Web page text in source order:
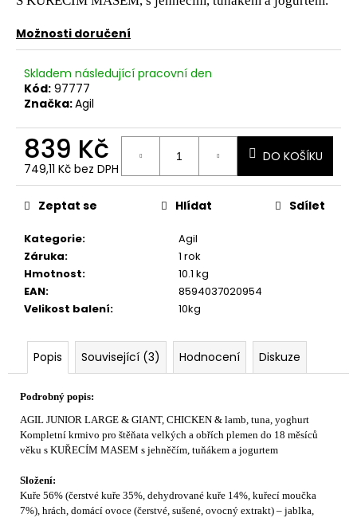
Možnosti doručení
Skladem následující pracovní den
Kód: 97777
Značka:Agil
839 Kč
749,11 Kč bez DPH
Měrná
cena:
DO KOŠÍKU
Kategorie:
Agil
Záruka:
1 rok
Hmotnost:
10.1 kg
EAN:
8594037020954
Velikost balení: 10kg
Zeptat se Hlídat Sdílet
Popis Související (3) Hodnocení Diskuze
Podrobný popis:
AGIL JUNIOR LARGE & GIANT, CHICKEN & lamb, tuna, yoghurt
Kompletní krmivo pro štěňata velkých a obřích plemen do 18 měsíců
věku s KUŘECÍM MASEM s jehněčím, tuňákem a jogurtem
Složení:
Kuře 56% (čerstvé kuře 35%, dehydrované kuře 14%, kuřecí moučka
7%), hrách, domácí ovoce (čerstvé, sušené, ovocný extrakt) – jablka,
o
p
o
u
č
u
j
m
e